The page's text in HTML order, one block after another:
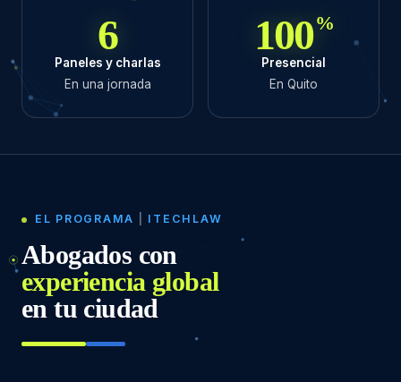
6
Paneles y charlas
En una jornada
100%
Presencial
En Quito
EL PROGRAMA ITECHLAW
Abogados con
experiencia global
en tu ciudad